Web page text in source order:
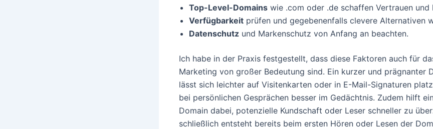
Top-Level-Domains wie .com oder .de schaffen Vertrauen und
Verfügbarkeit prüfen und gegebenenfalls clevere Alternativen
Datenschutz und Markenschutz von Anfang an beachten.
Ich habe in der Praxis festgestellt, dass diese Faktoren auch für
Marketing von großer Bedeutung sind. Ein kurzer und prägnanter
lässt sich leichter auf Visitenkarten oder in E-Mail-Signaturen
bei persönlichen Gesprächen besser im Gedächtnis. Zudem hilft
Domain dabei, potenzielle Kundschaft oder Leser schneller zu
schließlich entsteht bereits beim ersten Hören oder Lesen der